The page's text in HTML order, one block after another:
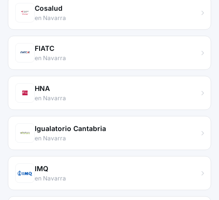
Cosalud
en Navarra
FIATC
en Navarra
HNA
en Navarra
Igualatorio Cantabria
en Navarra
IMQ
en Navarra